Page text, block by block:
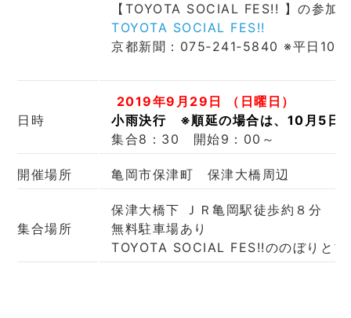
【TOYOTA SOCIAL FES!! 】の参加
TOYOTA SOCIAL FES!!
京都新聞：075‐241‐5840 ※平日
日時
2019年9月29日 （日曜日）
小雨決行 ※順延の場合は、10月5日
集合8：30 開始9：00～
開催場所 亀岡市保津町 保津大橋周辺
集合場所
保津大橋下 ＪＲ亀岡駅徒歩約８分
無料駐車場あり
TOYOTA SOCIAL FES!!ののぼりと